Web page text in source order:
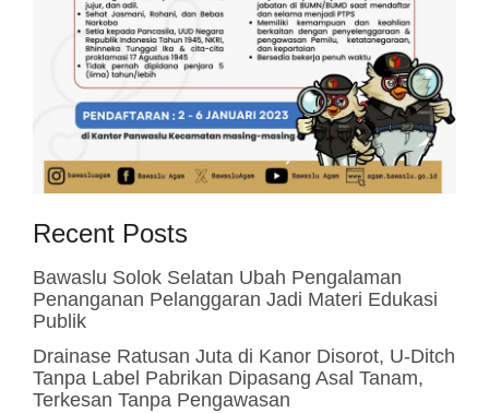
Recent Posts
Bawaslu Solok Selatan Ubah Pengalaman
Penanganan Pelanggaran Jadi Materi Edukasi
Publik
Drainase Ratusan Juta di Kanor Disorot, U-Ditch
Tanpa Label Pabrikan Dipasang Asal Tanam,
Terkesan Tanpa Pengawasan